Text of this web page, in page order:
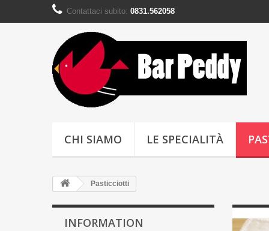
Contattaci subito: 0831.562058
CHI SIAMO LE SPECIALITÀ
Pasticciotti
INFORMATION